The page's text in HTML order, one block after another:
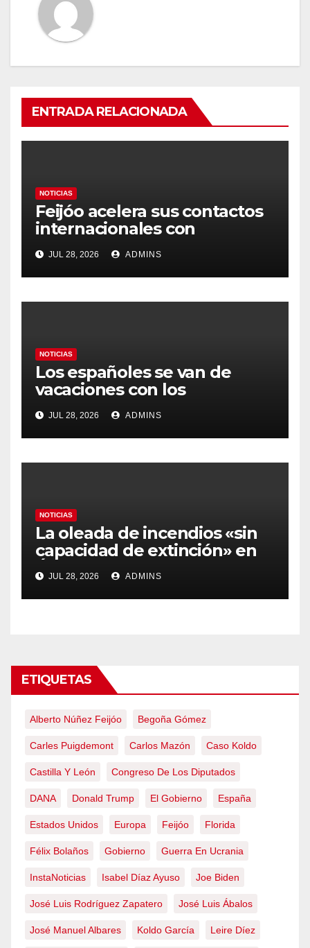
ENTRADA RELACIONADA
NOTICIAS
Feijóo acelera sus contactos
internacionales con
Latinoamérica como socio
prioritario en su agenda de
gobierno
JUL 28, 2026 ADMINS
NOTICIAS
Los españoles se van de
vacaciones con los
carburantes hasta un 21%
más caros que el año pasado
y los hoteles disparados
JUL 28, 2026 ADMINS
NOTICIAS
La oleada de incendios «sin
capacidad de extinción» en
Ávila y al oeste de Madrid
obliga a declarar la
emergencia nacional
JUL 28, 2026 ADMINS
ETIQUETAS
Alberto Núñez Feijóo Begoña Gómez
Carles Puigdemont Carlos Mazón Caso Koldo
Castilla Y León Congreso De Los Diputados
DANA Donald Trump El Gobierno España
Estados Unidos Europa Feijóo Florida
Félix Bolaños Gobierno Guerra En Ucrania
InstaNoticias Isabel Díaz Ayuso Joe Biden
José Luis Rodríguez Zapatero José Luis Ábalos
José Manuel Albares Koldo García Leire Díez